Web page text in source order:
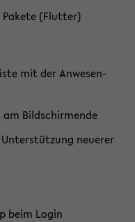
(Flut­ter)
mit der An­we­sen­
Bild­schir­men­de
neue­rer
beim Login